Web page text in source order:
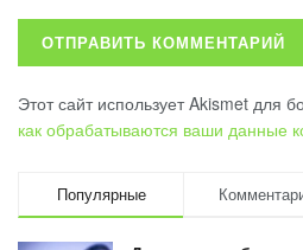
Этот сайт использует Akismet для
как обрабатываются ваши данные
Популярные